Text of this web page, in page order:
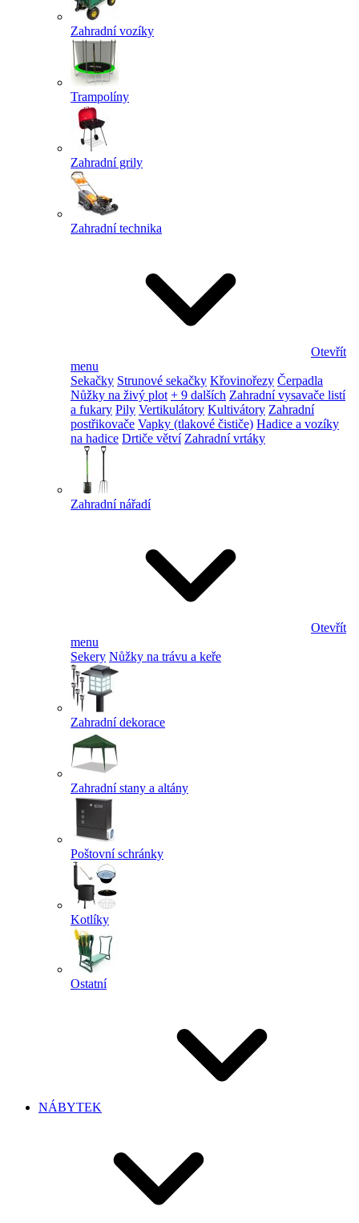
Zahradní vozíky
Trampolíny
Zahradní grily
Zahradní technika
Otevřít
menu
Sekačky Strunové sekačky Křovinořezy Čerpadla
Nůžky na živý plot + 9 dalších Zahradní vysavače listí
a fukary Pily Vertikulátory Kultivátory Zahradní
postřikovače Vapky (tlakové čističe) Hadice a vozíky
na hadice Drtiče větví Zahradní vrtáky
Zahradní nářadí
Otevřít
menu
Sekery Nůžky na trávu a keře
Zahradní dekorace
Zahradní stany a altány
Poštovní schránky
Kotlíky
Ostatní
NÁBYTEK